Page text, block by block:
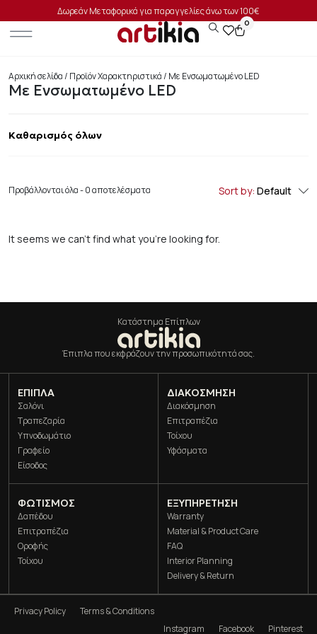
Δωρεάν Μεταφορικά για παραγγελίες άνω των 100€
0
Αρχική σελίδα/ Προϊόν Χαρακτηριστικά / Με Ενσωματωμένο LED
Με Ενσωματωμένο LED
Καθαρισμός όλων
Sort by: Default
It seems we can’t find what you’re looking for.
Προβάλλονται όλα - 0 αποτελέσματα
Κατάστημα Επίπλων
Έπιπλα που εκφράζουν την προσωπικότητά σας.
ΈΠΙΠΛΑ
Σαλόνι
Τραπεζαρία
Υπνοδωμάτιο
Γραφείο
Είσοδος
ΔΙΑΚΌΣΜΗΣΗ
Διακόσμηση
Επιτραπέζια
Τοίχου
Υφάσματα
ΦΩΤΙΣΜΌΣ
Δαπέδου
Επιτραπέζια
Οροφής
Τοίχου
ΕΞΥΠΗΡΕΤΗΣΗ
Warranty
Material & Product Care
FAQ
Interior Planning
Delivery & Return
Privacy Policy
Terms & Conditions
Instagram
Facebook Pinterest